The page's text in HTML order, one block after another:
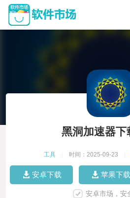
黑洞加速器下
工具 时间：2025-09-23
安卓下载 苹果下载
安卓市场，安